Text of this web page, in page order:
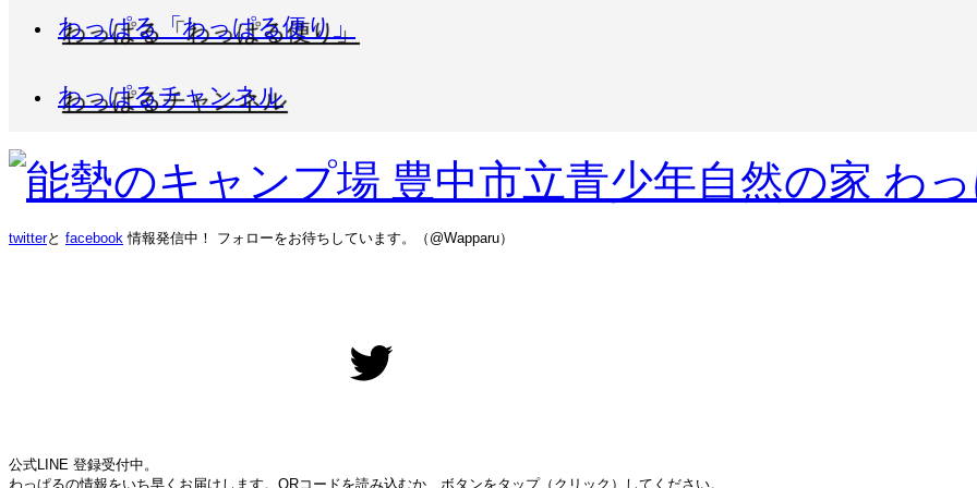
わっぱる「わっぱる便り」
わっぱるチャンネル
twitterと facebook 情報発信中！ フォローをお待ちしています。（@Wapparu）
Twitter
公式LINE 登録受付中。
わっぱるの情報をいち早くお届けします。QRコードを読み込むか、ボタンをタップ（クリック）してください。